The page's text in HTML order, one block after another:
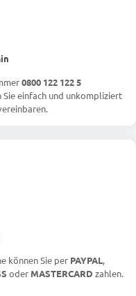
0800 122 122 5
Sie einfach und unkompliziert
können Sie per PAYPAL,
oder MASTERCARD zahlen.